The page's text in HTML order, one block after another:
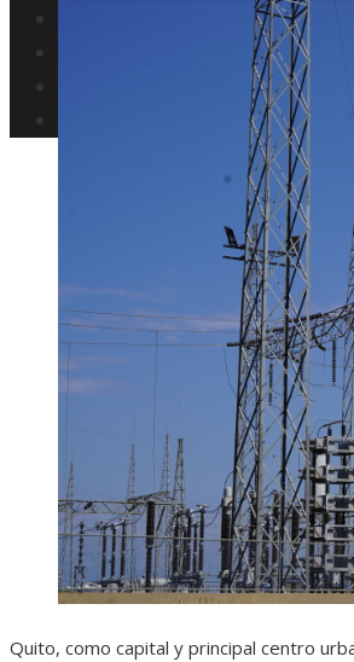
Responsabilidad social
Inversiones y negocios
Quito, como capital y principal centro